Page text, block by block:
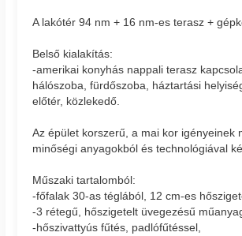
A lakótér 94 nm + 16 nm-es terasz +
Belső kialakítás:
-amerikai konyhás nappali terasz
hálószoba, fürdőszoba, háztartási
előtér, közlekedő.
Az épület korszerű, a mai kor igényeinek
minőségi anyagokból és technológiával
Műszaki tartalomból:
-főfalak 30-as téglából, 12 cm-es
-3 rétegű, hőszigetelt üvegezésű
-hőszivattyús fűtés, padlófűtéssel,